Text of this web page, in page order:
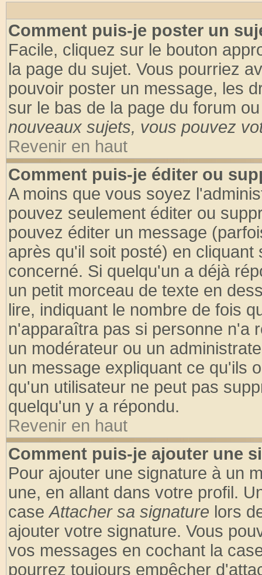
Comment puis-je poster un
Facile, cliquez sur le bouton
la page du sujet. Vous pourriez
pouvoir poster un message, les
sur le bas de la page du forum
nouveaux sujets, vous pouvez
Revenir en haut
Comment puis-je éditer ou
A moins que vous soyez
pouvez seulement éditer ou
pouvez éditer un message
après qu'il soit posté) en
concerné. Si quelqu'un a déjà
un petit morceau de texte en
lire, indiquant le nombre de fois
n'apparaîtra pas si personne n'a
un modérateur ou un
un message expliquant ce qu'ils
qu'un utilisateur ne peut pas
quelqu'un y a répondu.
Revenir en haut
Comment puis-je ajouter une
Pour ajouter une signature à un
une, en allant dans votre profil.
caseAttacher sa signature lors
ajouter votre signature. Vous
vos messages en cochant la
pourrez toujours empêcher